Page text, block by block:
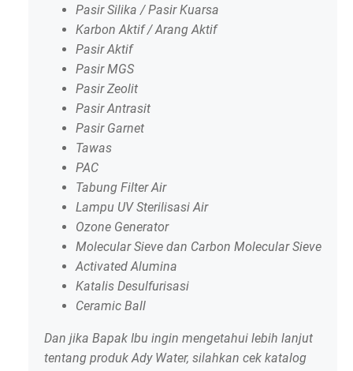
Pasir Silika / Pasir Kuarsa
Karbon Aktif / Arang Aktif
Pasir Aktif
Pasir MGS
Pasir Zeolit
Pasir Antrasit
Pasir Garnet
Tawas
PAC
Tabung Filter Air
Lampu UV Sterilisasi Air
Ozone Generator
Molecular Sieve dan Carbon Molecular Sieve
Activated Alumina
Katalis Desulfurisasi
Ceramic Ball
Dan jika Bapak Ibu ingin mengetahui lebih lanjut
tentang produk Ady Water, silahkan cek katalog